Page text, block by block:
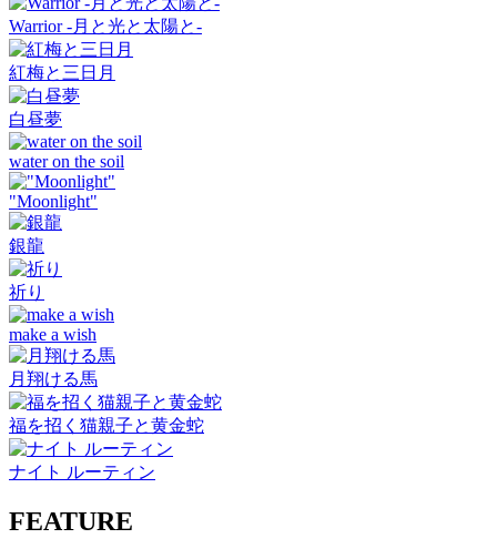
Warrior -月と光と太陽と-
紅梅と三日月
白昼夢
water on the soil
"Moonlight"
銀龍
祈り
make a wish
月翔ける馬
福を招く猫親子と黄金蛇
ナイト ルーティン
FEATURE